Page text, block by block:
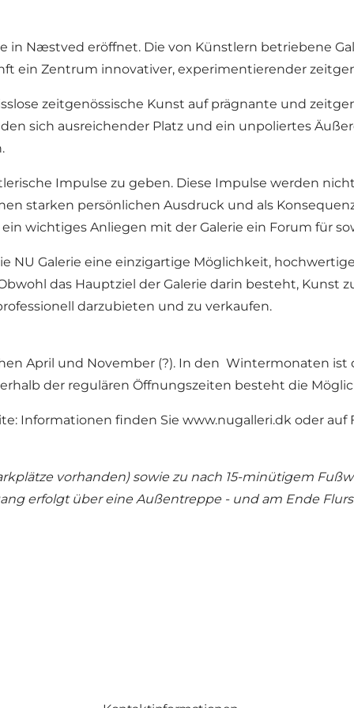
in Næstved eröffnet. Die von Künstlern betriebene
ein Zentrum innovativer, experimentierender
zeitgenössische Kunst auf prägnante und
sich ausreichender Platz und ein unpoliertes
Impulse zu geben. Diese Impulse werden
starken persönlichen Ausdruck und als
wichtiges Anliegen mit der Galerie ein Forum für
NU Galerie eine einzigartige Möglichkeit,
das Hauptziel der Galerie darin besteht, Kunst
darzubieten und zu verkaufen.
April und November (?). In den Wintermonaten ist
der regulären Öffnungszeiten besteht die
Informationen finden Sie www.nugalleri.dk oder auf
vorhanden) sowie zu nach 15-minütigem
erfolgt über eine Außentreppe - und am Ende